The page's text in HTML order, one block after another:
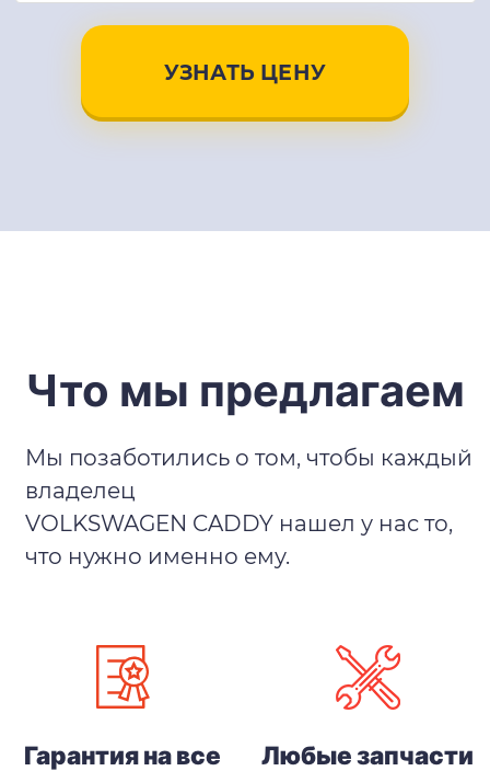
УЗНАТЬ ЦЕНУ
Что мы предлагаем
Мы позаботились о том, чтобы каждый
владелец
VOLKSWAGEN CADDY нашел у нас то,
что нужно именно ему.
Гарантия на все Любые запчасти